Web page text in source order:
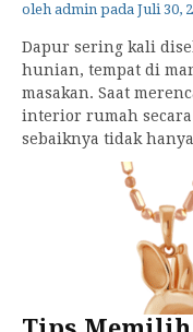
oleh admin pada Juli 30,
Dapur sering kali
hunian, tempat di
masakan. Saat
interior rumah
sebaiknya tidak